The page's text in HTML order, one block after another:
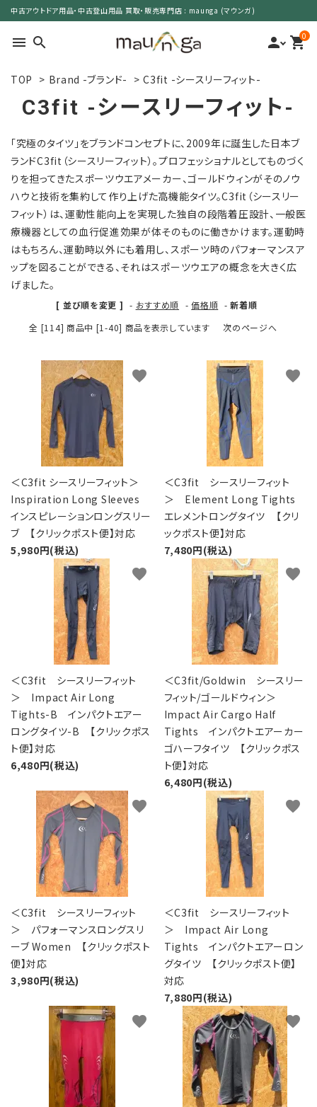
中古アウトドア用品・中古登山用品 買取・販売専門店 : maunga (マウンガ)
menu search person 0
shopping_cart
カテゴリーで選ぶ
サイズで選ぶ
特集で選ぶ
価格で選ぶ
買取案内
POLICY
INFORMATION
ACCOUNT MENU
ようこそ ゲスト 様
meeting_room ログイン person 新規会員登録
TOP > Brand -ブランド- > C3fit -シースリーフィット-
C3fit -シースリーフィット-
「究極のタイツ」をブランドコンセプトに、2009年に誕生した日本ブ
ランドC3fit（シースリーフィット）。プロフェッショナルとしてものづく
りを担ってきたスポーツウエアメーカー、ゴールドウィンがそのノウ
ハウと技術を集約して作り上げた高機能タイツ。C3fit（シースリー
フィット）は、運動性能向上を実現した独自の段階着圧設計、一般医
療機器としての血行促進効果が体そのものに働きかけます。運動時
はもちろん、運動時以外にも着用し、スポーツ時のパフォーマンスア
ップを図ることができる、それはスポーツウエアの概念を大きく広
げました。
[ 並び順を変更 ] - おすすめ順 -価格順 -新着順
全 [114] 商品中 [1-40] 商品を表示しています
次のページへ
＜C3fit シースリーフィット＞
Inspiration Long Sleeves
インスピレーションロングスリー
ブ 【クリックポスト便】対応
5,980円(税込)
favorite
＜C3fit シースリーフィット
＞ Element Long Tights
エレメントロングタイツ 【クリ
ックポスト便】対応
7,480円(税込)
favorite
＜C3fit シースリーフィット
＞ Impact Air Long
Tights-B インパクトエアー
ロングタイツ-B 【クリックポス
ト便】対応
6,480円(税込)
favorite
＜C3fit/Goldwin シースリー
フィット/ゴールドウィン＞
Impact Air Cargo Half
Tights インパクトエアーカー
ゴハーフタイツ 【クリックポス
ト便】対応
6,480円(税込)
favorite
＜C3fit シースリーフィット
＞ パフォーマンスロングスリ
ーブ Women 【クリックポスト
便】対応
3,980円(税込)
favorite
＜C3fit シースリーフィット
＞ Impact Air Long
Tights インパクトエアーロン
グタイツ 【クリックポスト便】
対応
7,880円(税込)
favorite
favorite favorite